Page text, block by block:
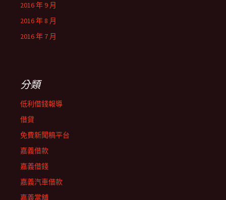
2016 年 9 月
2016 年 8 月
2016 年 7 月
分類
低利借錢報導
借貸
免費新聞稿平台
嘉義借款
嘉義借錢
嘉義汽車借款
嘉義當舖